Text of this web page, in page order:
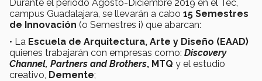
Durante el periodo Agosto-Diciembre 2019 en el Tec,
campus Guadalajara, se llevarán a cabo 15 Semestres
de Innovación (o Semestres i) que abarcan:
• La Escuela de Arquitectura, Arte y Diseño (EAAD)
quienes trabajarán con empresas como: Discovery
Channel, Partners and Brothers, MTQ y el estudio
creativo, Demente;